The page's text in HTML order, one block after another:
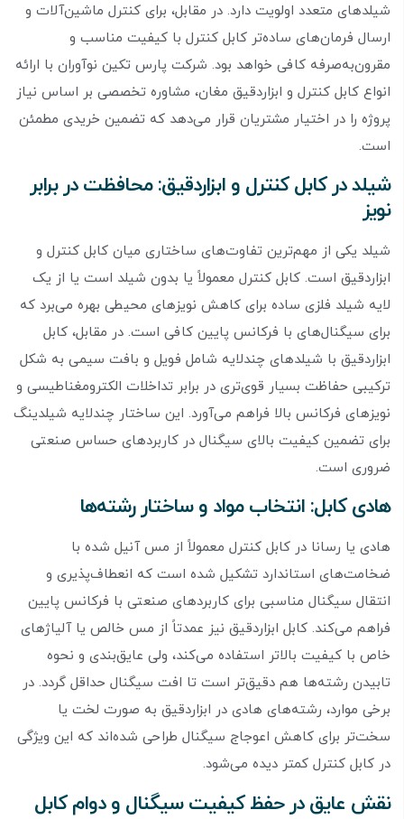
شیلدهای متعدد اولویت دارد. در مقابل، برای کنترل ماشین‌آلات و
ارسال فرمان‌های ساده‌تر کابل کنترل با کیفیت مناسب و
مقرون‌به‌صرفه کافی خواهد بود. شرکت پارس تکین نوآوران با ارائه
انواع کابل کنترل و ابزاردقیق مغان، مشاوره تخصصی بر اساس نیاز
پروژه را در اختیار مشتریان قرار می‌دهد که تضمین خریدی مطمئن
است.
شیلد در کابل کنترل و ابزاردقیق: محافظت در برابر
نویز
شیلد یکی از مهم‌ترین تفاوت‌های ساختاری میان کابل کنترل و
ابزاردقیق است. کابل کنترل معمولاً یا بدون شیلد است یا از یک
لایه شیلد فلزی ساده برای کاهش نویزهای محیطی بهره می‌برد که
برای سیگنال‌های با فرکانس پایین کافی است. در مقابل، کابل
ابزاردقیق با شیلدهای چندلایه شامل فویل و بافت سیمی به شکل
ترکیبی حفاظت بسیار قوی‌تری در برابر تداخلات الکترومغناطیسی و
نویزهای فرکانس بالا فراهم می‌آورد. این ساختار چندلایه شیلدینگ
برای تضمین کیفیت بالای سیگنال در کاربردهای حساس صنعتی
ضروری است.
هادی کابل: انتخاب مواد و ساختار رشته‌ها
هادی یا رسانا در کابل کنترل معمولاً از مس آنیل شده با
ضخامت‌های استاندارد تشکیل شده است که انعطاف‌پذیری و
انتقال سیگنال مناسبی برای کاربردهای صنعتی با فرکانس پایین
فراهم می‌کند. کابل ابزاردقیق نیز عمدتاً از مس خالص یا آلیاژهای
خاص با کیفیت بالاتر استفاده می‌کند، ولی عایق‌بندی و نحوه
تابیدن رشته‌ها هم دقیق‌تر است تا افت سیگنال حداقل گردد. در
برخی موارد، رشته‌های هادی در ابزاردقیق به صورت لخت یا
سخت‌تر برای کاهش اعوجاج سیگنال طراحی شده‌اند که این ویژگی
در کابل کنترل کمتر دیده می‌شود.
نقش عایق در حفظ کیفیت سیگنال و دوام کابل